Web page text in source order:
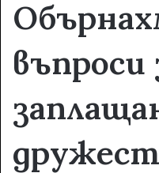
въпроси